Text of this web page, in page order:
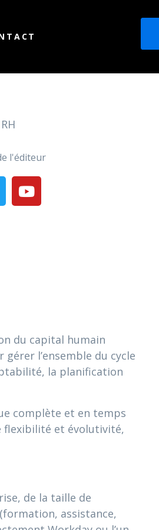
l'éditeur
du capital humain
l’ensemble du cycle
la planification
complète et en temps
flexibilité et évolutivité,
de la taille de
assistance,